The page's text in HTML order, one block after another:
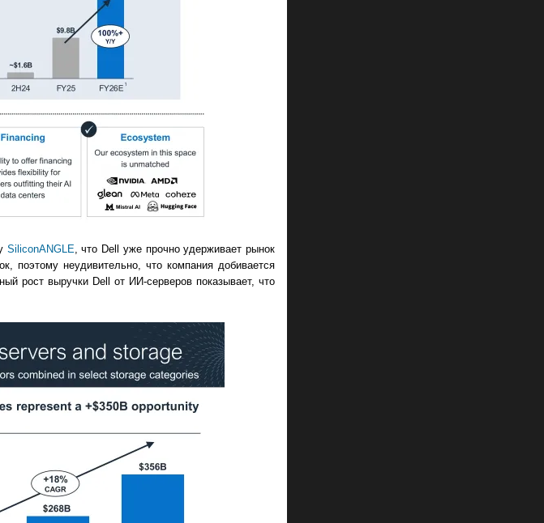
SiliconANGLE , что Dell уже прочно удерживает рынок
поэтому неудивительно, что компания добивается
рост выручки Dell от ИИ-серверов показывает, что